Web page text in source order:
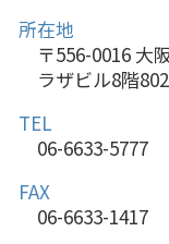
所在地
〒556-0016 大
ラザビル8階802
TEL
06-6633-5777
FAX
06-6633-1417